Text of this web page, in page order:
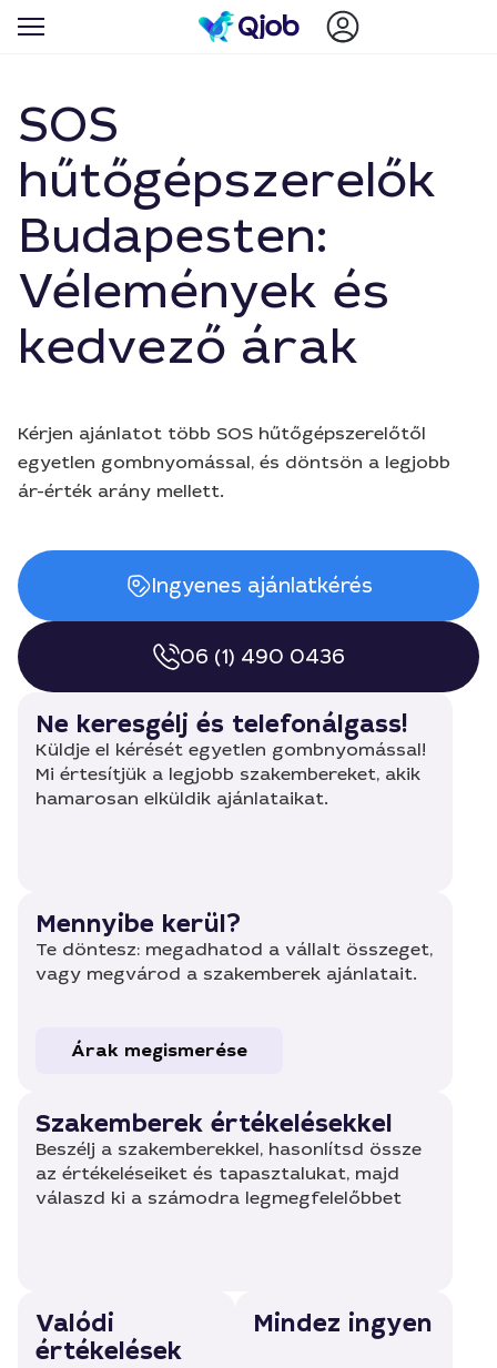
SOS
hűtőgépszerelők
Budapesten:
Vélemények és
kedvező árak
Kérjen ajánlatot több SOS hűtőgépszerelőtől
egyetlen gombnyomással, és döntsön a legjobb
ár-érték arány mellett.
Ingyenes ajánlatkérés
06 (1) 490 0436
Ne keresgélj és telefonálgass!
Küldje el kérését egyetlen gombnyomással!
Mi értesítjük a legjobb szakembereket, akik
hamarosan elküldik ajánlataikat.
Mennyibe kerül?
Te döntesz: megadhatod a vállalt összeget,
vagy megvárod a szakemberek ajánlatait.
Árak megismerése
Szakemberek értékelésekkel
Beszélj a szakemberekkel, hasonlítsd össze
az értékeléseiket és tapasztalukat, majd
válaszd ki a számodra legmegfelelőbbet
Valódi
értékelések
Mindez ingyen